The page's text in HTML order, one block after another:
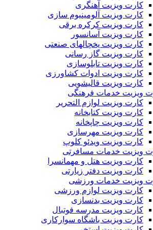
کارت ویزیت آهنگری
کارت ویزیت آلومینیوم سازی
کارت ویزیت کرکره برقی
کارت ویزیت آسانسور
کارت ویزیت یخچالهای صنعتی
کارت ویزیت گاز رسانی
کارت ویزیت تابلوسازی
کارت ویزیت ادوات کشاورزی
کارت ویزیت قالیشویی
ویزیت خدمات فرهنگی
کارت ویزیت لوازم التحریر
کارت ویزیت کتابخانه
کارت ویزیت چاپخانه
کارت ویزیت مهرسازی
کارت ویزیت ویدئو کلوپ
ویزیت خدمات مسافرتی
کارت ویزیت هتل و مهمانسرا
کارت ویزیت دفتر زیارتی
ویزیت خدمات ورزشی
کارت ویزیت لوازم ورزشی
کارت ویزیت بدنسازی
کارت ویزیت مدرسه فوتبال
کارت ویزیت باشگاه سوارکاری